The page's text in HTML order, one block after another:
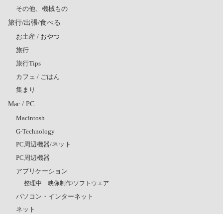
その他、機械もの
旅行/出張/食べる
お土産 / おやつ
旅行
旅行Tips
カフェ / ごはん
集まり
Mac / PC
Macintosh
G-Technology
PC周辺機器/ネット
PC周辺機器
アプリケーション
整理中 映像制作/ソフトウエア
パソコン・インターネット
ネット